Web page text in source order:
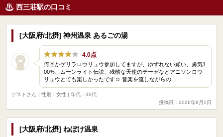
西三荘駅の口コミ
[大阪府/北摂] 神州温泉 あるごの湯
4.0点
何回かゲリラロウリュウ参加してますが、ゆずれない願い、勇気1
00%、ムーンライト伝説、残酷な天使のテーゼなどアニソンロウ
リュウとても楽しかったです☺️ 音楽を流しながらの…
ゲストさん
| 性別：女性 | 年代：30代
投稿日：2026年8月1日
[大阪府/北摂] ねぼけ温泉